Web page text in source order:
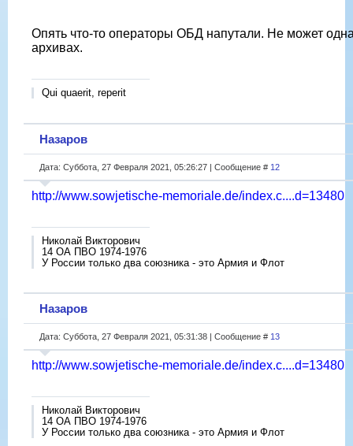
Опять что-то операторы ОБД напутали. Не может
архивах.
Qui quaerit, reperit
Назаров
Дата: Суббота, 27 Февраля 2021, 05:26:27 | Сообщение # 12
http://www.sowjetische-memoriale.de/index.c....d=13480
Николай Викторович
14 ОА ПВО 1974-1976
У России только два союзника - это Армия и Флот
Назаров
Дата: Суббота, 27 Февраля 2021, 05:31:38 | Сообщение # 13
http://www.sowjetische-memoriale.de/index.c....d=13480
Николай Викторович
14 ОА ПВО 1974-1976
У России только два союзника - это Армия и Флот